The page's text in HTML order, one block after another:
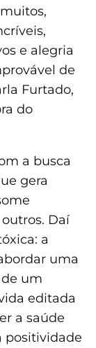
e alegria
de
Furtado,
do
a busca
gera
Daí
a
uma
um
editada
a saúde
positividade